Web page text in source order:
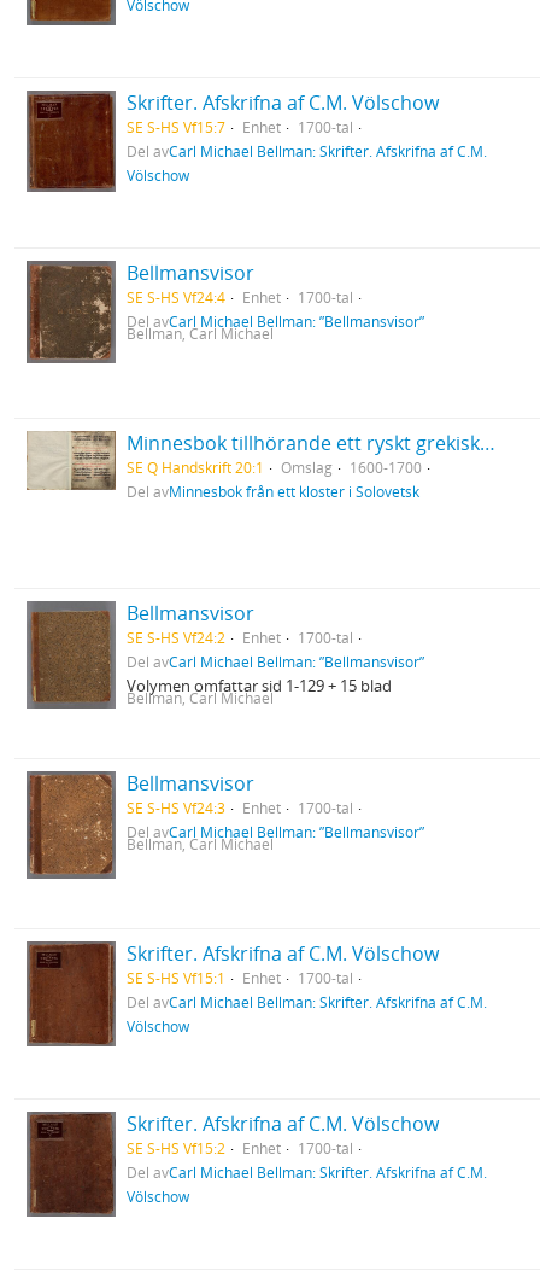
Völschow
Skrifter. Afskrifna af C.M. Völschow
SE S-HS Vf15:7 Enhet
1700-tal
Del avCarl Michael Bellman: Skrifter. Afskrifna af C.M.
Völschow
Bellmansvisor
SE S-HS Vf24:4 Enhet
1700-tal
Del avCarl Michael Bellman: ”Bellmansvisor”
Bellman, Carl Michael
Minnesbok tillhörande ett ryskt grekisk-ortodoxt kloster i Solovetsk
SE Q Handskrift 20:1 Omslag
1600-1700
Del avMinnesbok från ett kloster i Solovetsk
Bellmansvisor
SE S-HS Vf24:2 Enhet
1700-tal
Del avCarl Michael Bellman: ”Bellmansvisor”
Volymen omfattar sid 1-129 + 15 blad
Bellman, Carl Michael
Bellmansvisor
SE S-HS Vf24:3 Enhet
1700-tal
Del avCarl Michael Bellman: ”Bellmansvisor”
Bellman, Carl Michael
Skrifter. Afskrifna af C.M. Völschow
SE S-HS Vf15:1 Enhet
1700-tal
Del avCarl Michael Bellman: Skrifter. Afskrifna af C.M.
Völschow
Skrifter. Afskrifna af C.M. Völschow
SE S-HS Vf15:2 Enhet
1700-tal
Del avCarl Michael Bellman: Skrifter. Afskrifna af C.M.
Völschow